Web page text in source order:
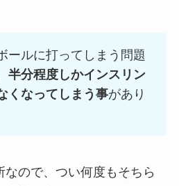
ールに打ってしまう問題
半分程度しかインスリン
くなってしまう事があり
ので、つい何度もそちら